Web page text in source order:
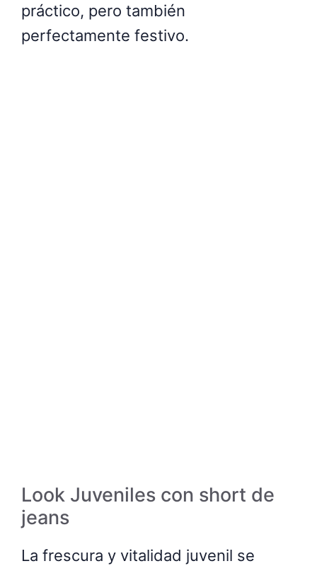
práctico, pero también
perfectamente festivo.
Look Juveniles con short de
jeans
La frescura y vitalidad juvenil se